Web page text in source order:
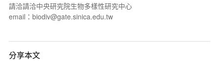
請洽請洽中央研究院生物多樣性研究中心
email：biodiv@gate.sinica.edu.tw
分享本文